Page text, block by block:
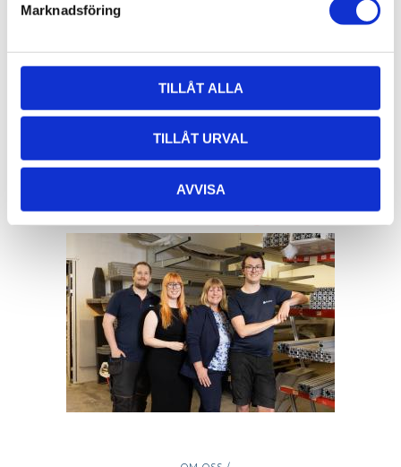
Marknadsföring
TILLÅT ALLA
TILLÅT URVAL
AVVISA
Vardagar: 08:00 -16:00 - Lunch 12:00 - 13:00
Email:info@alucon.se
031-267732